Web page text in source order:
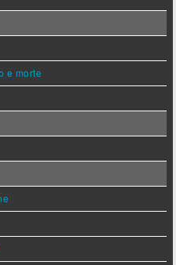
e morte